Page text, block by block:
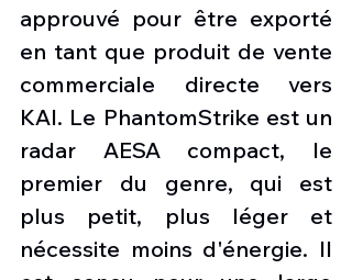
approuvé pour être exporté
en tant que produit de vente
commerciale directe vers
KAI. Le PhantomStrike est un
radar AESA compact, le
premier du genre, qui est
plus petit, plus léger et
nécessite moins d'énergie. Il